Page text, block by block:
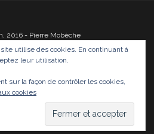
2016 - Pierre Mobèche
Infos Médias
utilise des cookies. En continuant à
leur utilisation.
sur la façon de contrôler les cookies,
cookies